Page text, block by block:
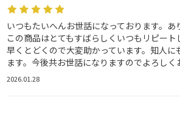
いつもたいへんお世話になっております。あ
この商品はとてもすばらしくいつもリピート
早くとどくので大変助かっています。知人
ます。今後共お世話になりますのでよろしく
2026.01.28